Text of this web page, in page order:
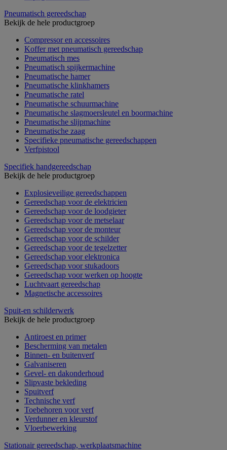
Pneumatisch gereedschap
Bekijk de hele productgroep
Compressor en accessoires
Koffer met pneumatisch gereedschap
Pneumatisch mes
Pneumatisch spijkermachine
Pneumatische hamer
Pneumatische klinkhamers
Pneumatische ratel
Pneumatische schuurmachine
Pneumatische slagmoersleutel en boormachine
Pneumatische slijpmachine
Pneumatische zaag
Specifieke pneumatische gereedschappen
Verfpistool
Specifiek handgereedschap
Bekijk de hele productgroep
Explosieveilige gereedschappen
Gereedschap voor de elektricien
Gereedschap voor de loodgieter
Gereedschap voor de metselaar
Gereedschap voor de monteur
Gereedschap voor de schilder
Gereedschap voor de tegelzetter
Gereedschap voor elektronica
Gereedschap voor stukadoors
Gereedschap voor werken op hoogte
Luchtvaart gereedschap
Magnetische accessoires
Spuit-en schilderwerk
Bekijk de hele productgroep
Antiroest en primer
Bescherming van metalen
Binnen- en buitenverf
Galvaniseren
Gevel- en dakonderhoud
Slipvaste bekleding
Spuitverf
Technische verf
Toebehoren voor verf
Verdunner en kleurstof
Vloerbewerking
Stationair gereedschap, werkplaatsmachine